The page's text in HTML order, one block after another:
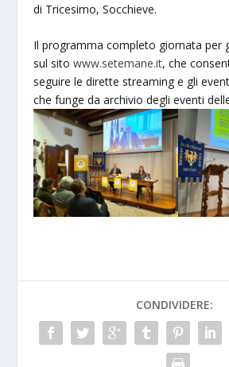
di Tricesimo, Socchieve.
Il programma completo giornata per
sul sitowww.setemane.it, che
seguire le dirette streaming e gli
che funge da archivio degli eventi
CONDIVIDERE: